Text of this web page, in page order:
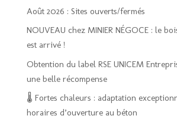
Août 2026 : Sites ouverts/fermés
NOUVEAU chez MINIER NÉGOCE : le
est arrivé !
Obtention du label RSE UNICEM
une belle récompense
🌡️ Fortes chaleurs : adaptation
horaires d’ouverture au béton